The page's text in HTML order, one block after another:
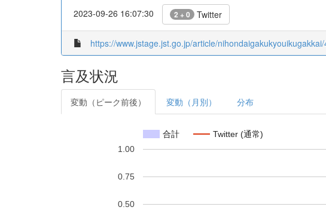
2023-09-26 16:07:30 2 + 0 Twitter
https://www.jstage.jst.go.jp/article/
言及状況
変動（ピーク前後） 変動（月別） 分布
合計 Twitter (通常)
0.50
0.75
1.00